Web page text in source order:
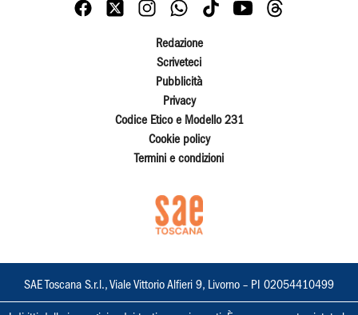
Redazione
Scriveteci
Pubblicità
Privacy
Codice Etico e Modello 231
Cookie policy
Termini e condizioni
SAE Toscana S.r.l., Viale Vittorio Alfieri 9, Livorno – PI 02054410499